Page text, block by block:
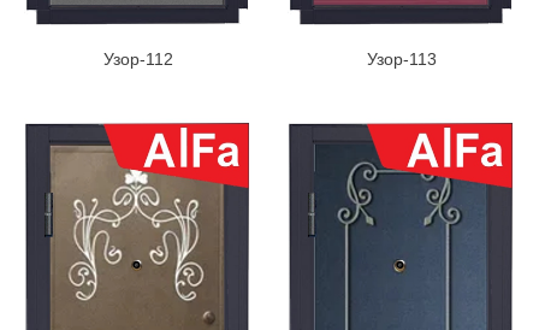
Узор-112 Узор-113